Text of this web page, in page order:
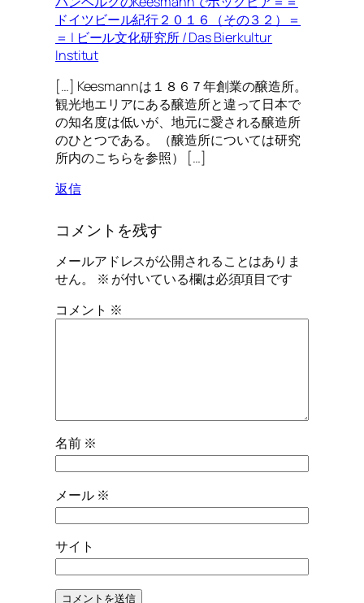
ドイツビール紀行２０１６（その３２）＝
＝ | ビール文化研究所 / Das Bierkultur
Institut
[…] Keesmannは１８６７年創業の醸造所。
観光地エリアにある醸造所と違って日本で
の知名度は低いが、地元に愛される醸造所
のひとつである。（醸造所については研究
所内のこちらを参照） […]
返信
コメントを残す
メールアドレスが公開されることはありま
せん。
※ が付いている欄は必須項目です
コメント ※
名前 ※
メール ※
サイト